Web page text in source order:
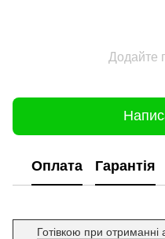
Додайте
Оплата Гарантія
Готівкою при отриманні